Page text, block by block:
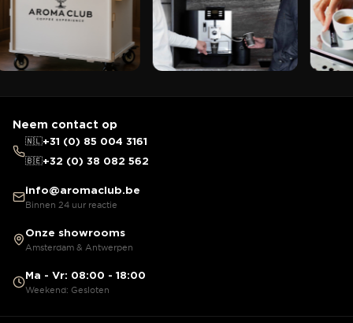
Neem contact op
🇳🇱+31 (0) 85 004 3161
🇧🇪+32 (0) 38 082 562
info@aromaclub.be
Binnen 24 uur reactie
Onze showrooms
Amsterdam & Antwerpen
Ma - Vr: 08:00 - 18:00
Weekend: Gesloten